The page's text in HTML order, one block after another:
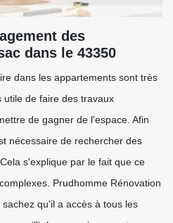
des
dans le 43350
dans les appartements sont très
utile de faire des travaux
de gagner de l'espace. Afin
nécessaire de rechercher des
s'explique par le fait que ce
Prudhomme Rénovation
qu'il a accès à tous les